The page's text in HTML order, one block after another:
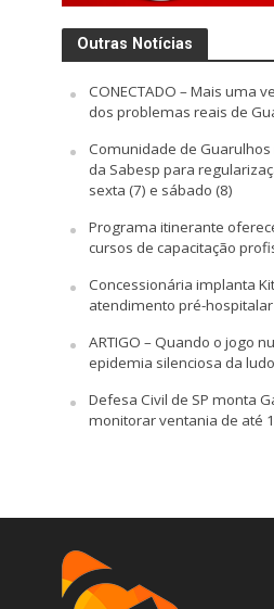
Outras Notícias
CONECTADO – Mais uma
dos problemas reais de
Comunidade de
da Sabesp para
sexta (7) e sábado (8)
Programa itinerante
cursos de capacitação
Concessionária implanta
atendimento pré-
ARTIGO – Quando o jogo
epidemia silenciosa da
Defesa Civil de SP monta
monitorar ventania de até